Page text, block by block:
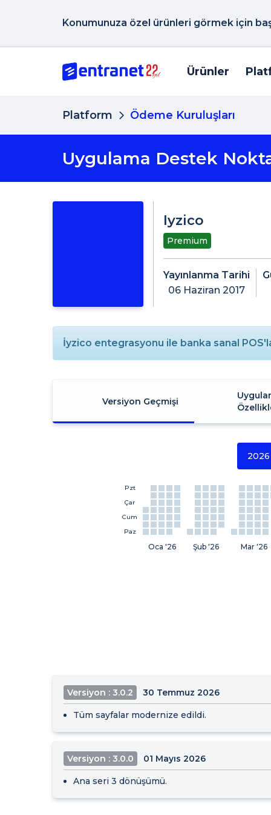
Konumunuza özel ürünleri görmek için
Ürünler
Platform Ödeme Kuruluşları
Uygulama Destek
Iyzico
Premium
Yayınlanma Tarihi
06 Haziran 2017
İyzico entegrasyonu ile banka sanal
Versiyon Geçmişi
2026
Pzt
Çar
Cum
Paz
Oca '26 Şub '26 Mar '26
Versiyon : 3.0.2 30 Temmuz 2026
Tüm sayfalar modernize edildi.
Versiyon : 3.0.0 01 Mayıs 2026
Ana seri 3 dönüşümü.